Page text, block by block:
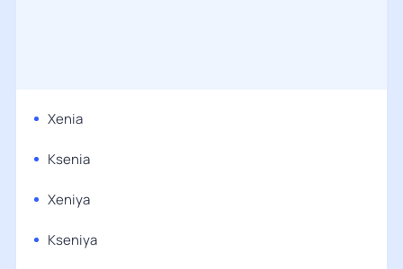
Xenia
Ksenia
Xeniya
Kseniya